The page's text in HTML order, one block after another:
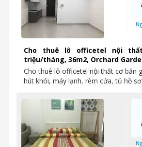
Cho thuê lô officetel nội
triệu/tháng, 36m2, Orchard
Cho thuê lô officetel nội thất cơ bản
hút khói, máy lạnh, rèm cửa, tủ hồ